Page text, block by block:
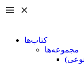
کتاب‌ها
مجموعه‌ها